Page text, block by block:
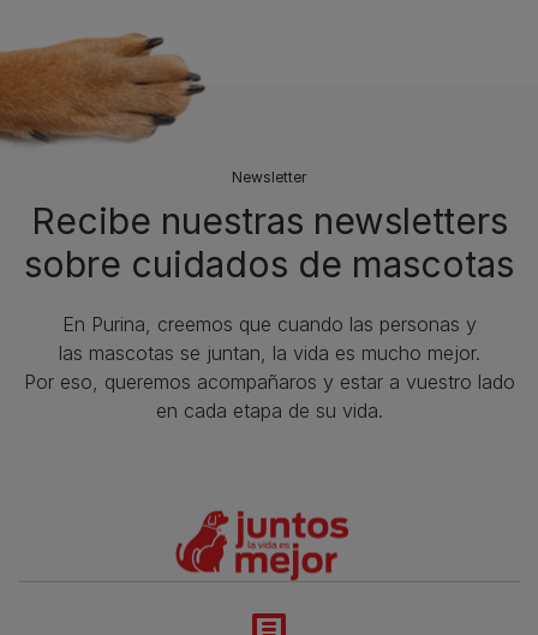
Newsletter
Recibe nuestras newsletters
sobre cuidados de mascotas​
En Purina, creemos que cuando las personas y
las mascotas se juntan, la vida es mucho mejor.
Por eso, queremos acompañaros y estar a vuestro lado
en cada etapa de su vida.​